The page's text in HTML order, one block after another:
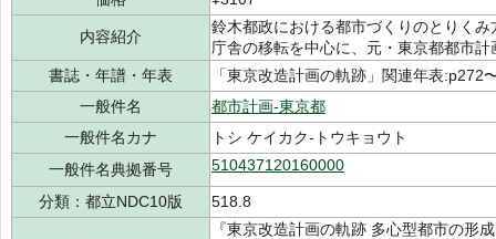
内容紹介
鈴木都政における都市づくりのとりく
庁舎の移転を中心に、元・東京都都市
書誌・年譜・年表
「東京改造計画の軌跡」関連年表:p272
一般件名
都市計画-東京都
一般件名カナ
トシ ケイカク-トウキョウト
一般件名典拠番号
510437120160000
分類：都立NDC10版 518.8
『東京改造計画の軌跡 多心型都市の